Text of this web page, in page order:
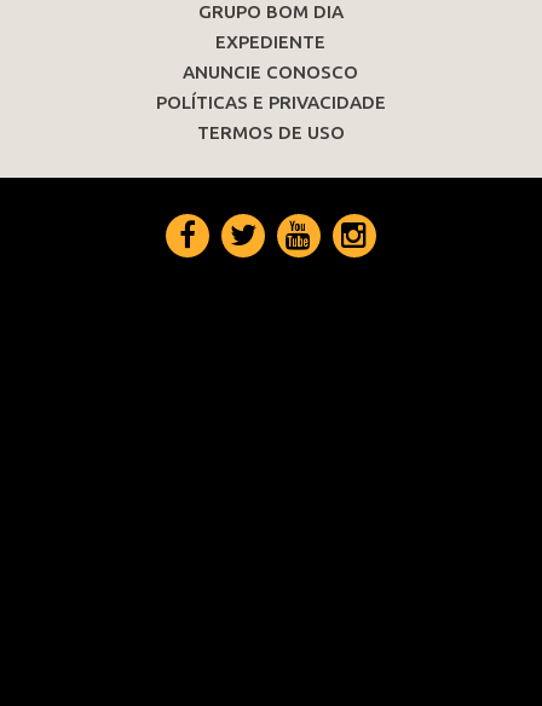
GRUPO BOM DIA
EXPEDIENTE
ANUNCIE CONOSCO
POLÍTICAS E PRIVACIDADE
TERMOS DE USO